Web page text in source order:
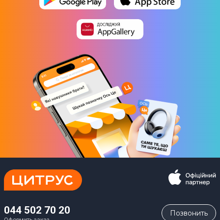
044 502 70 20 Позвонить